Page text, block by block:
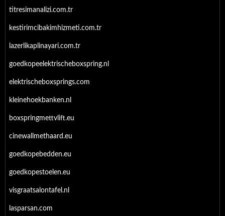
titresimanalizi.com.tr
kestirimcibakimhizmeti.com.tr
lazerlikaplinayari.com.tr
goedkopeelektrischeboxspring.nl
elektrischeboxsprings.com
kleinehoekbanken.nl
boxspringmettvlift.eu
cinewallmethaard.eu
goedkopebedden.eu
goedkopestoelen.eu
visgraatsalontafel.nl
lasparsan.com